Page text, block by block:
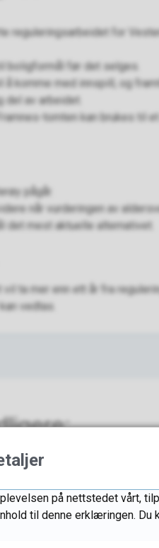
reguleringsarbeidet for
boligformål før det selges.
komme med innspill, og
av arbeidet.
tomten kan brukes til
pågår.
når vurderingen av
det mest aktuelle alternativet.
vil ta mer enn ett år fra
vedtas.
på nettstedet vårt,
til denne erklæringen. Du